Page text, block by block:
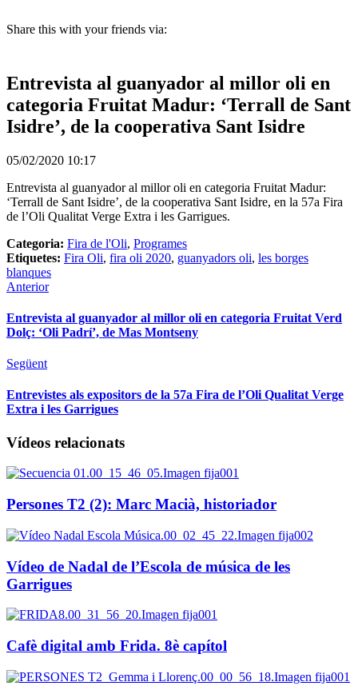
Share this with your friends via:
Entrevista al guanyador al millor oli en
categoria Fruitat Madur: ‘Terrall de Sant
Isidre’, de la cooperativa Sant Isidre
05/02/2020 10:17
Entrevista al guanyador al millor oli en categoria Fruitat Madur:
‘Terrall de Sant Isidre’, de la cooperativa Sant Isidre, en la 57a Fira
de l’Oli Qualitat Verge Extra i les Garrigues.
Categoria: Fira de l'Oli, Programes
Etiquetes: Fira Oli, fira oli 2020, guanyadors oli, les borges
blanques
Anterior
Entrevista al guanyador al millor oli en categoria Fruitat Verd
Dolç: ‘Oli Padrí’, de Mas Montseny
Següent
Entrevistes als expositors de la 57a Fira de l’Oli Qualitat Verge
Extra i les Garrigues
Vídeos relacionats
Persones T2 (2): Marc Macià, historiador
Vídeo de Nadal de l’Escola de música de les
Garrigues
Cafè digital amb Frida. 8è capítol